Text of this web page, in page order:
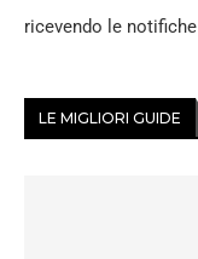
ricevendo le notifiche
LE MIGLIORI GUIDE